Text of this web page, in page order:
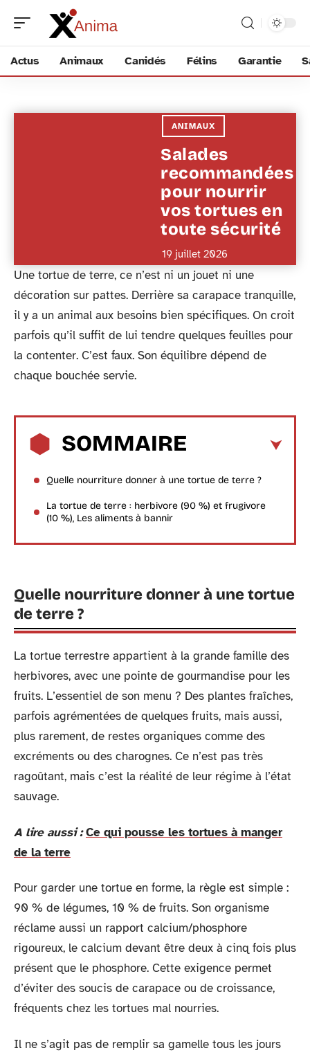
Actus Animaux Canidés Félins Garantie
ANIMAUX
Salades
recommandées
pour nourrir
vos tortues en
toute sécurité
19 juillet 2026
Une tortue de terre, ce n’est ni un jouet ni une
décoration sur pattes. Derrière sa carapace tranquille,
il y a un animal aux besoins bien spécifiques. On croit
parfois qu’il suffit de lui tendre quelques feuilles pour
la contenter. C’est faux. Son équilibre dépend de
chaque bouchée servie.
SOMMAIRE
Quelle nourriture donner à une tortue de terre ?
La tortue de terre : herbivore (90 %) et frugivore
(10 %), Les aliments à bannir
Quelle nourriture donner à une tortue
de terre ?
La tortue terrestre appartient à la grande famille des
herbivores, avec une pointe de gourmandise pour les
fruits. L’essentiel de son menu ? Des plantes fraîches,
parfois agrémentées de quelques fruits, mais aussi,
plus rarement, de restes organiques comme des
excréments ou des charognes. Ce n’est pas très
ragoûtant, mais c’est la réalité de leur régime à l’état
sauvage.
A lire aussi : Ce qui pousse les tortues à manger
de la terre
Pour garder une tortue en forme, la règle est simple :
90 % de légumes, 10 % de fruits. Son organisme
réclame aussi un rapport calcium/phosphore
rigoureux, le calcium devant être deux à cinq fois plus
présent que le phosphore. Cette exigence permet
d’éviter des soucis de carapace ou de croissance,
fréquents chez les tortues mal nourries.
Il ne s’agit pas de remplir sa gamelle tous les jours